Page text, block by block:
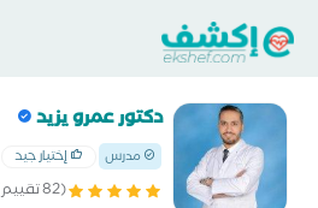
دكتور عمرو يزيد
مدرس إختيار جيد
(82 تقييم)